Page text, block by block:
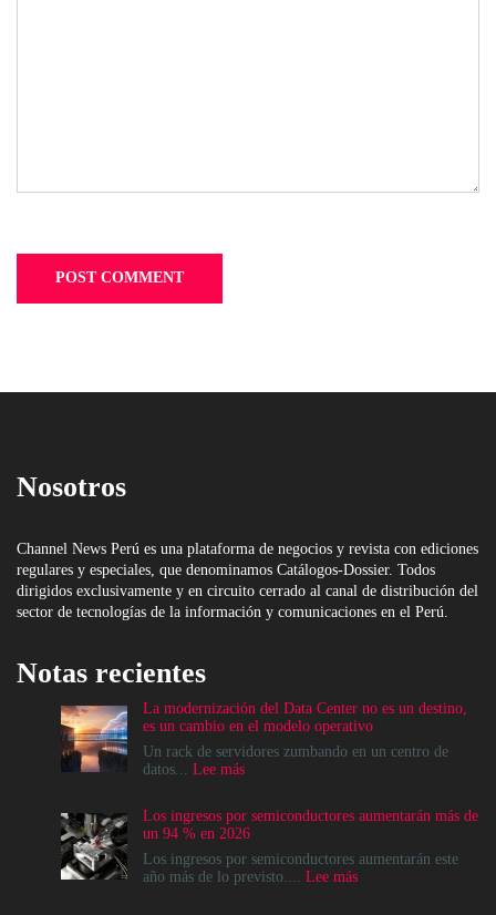
Nosotros
Channel News Perú es una plataforma de negocios y revista con ediciones
regulares y especiales, que denominamos Catálogos-Dossier. Todos
dirigidos exclusivamente y en circuito cerrado al canal de distribución del
sector de tecnologías de la información y comunicaciones en el Perú.
Notas recientes
La modernización del Data Center no es un destino,
es un cambio en el modelo operativo
Un rack de servidores zumbando en un centro de
datos... Lee más:
del
Data
Center
no
Los ingresos por semiconductores aumentarán más de
un 94 % en 2026
Los ingresos por semiconductores aumentarán este
año más de lo previsto.... Lee más: